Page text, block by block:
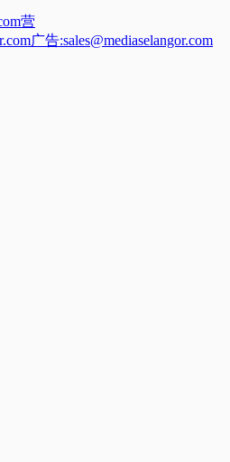
营
广告:sales@mediaselangor.com